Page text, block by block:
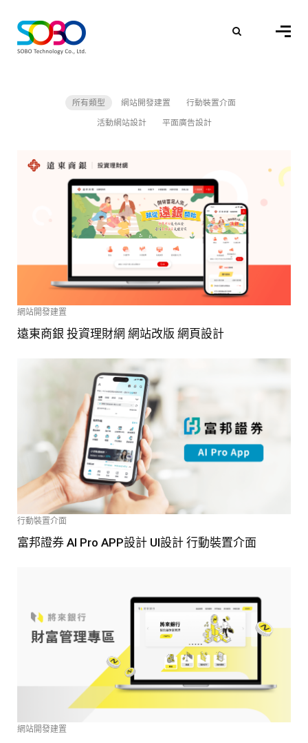
所有類型 網站開發建置 行動裝置介面
活動網站設計 平面廣告設計
網站開發建置
遠東商銀 投資理財網 網站改版 網頁設計
行動裝置介面
富邦證券 AI Pro APP設計 UI設計 行動裝置介面
網站開發建置